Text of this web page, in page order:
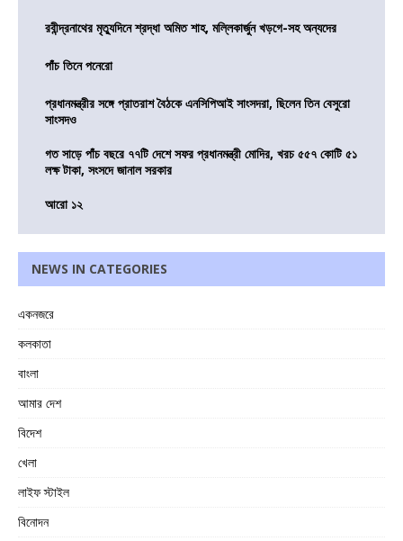
রবীন্দ্রনাথের মৃত্যুদিনে শ্রদ্ধা অমিত শাহ, মল্লিকার্জুন খড়গে-সহ অন্যদের
পাঁচ তিনে পনেরো
প্রধানমন্ত্রীর সঙ্গে প্রাতরাশ বৈঠকে এনসিপিআই সাংসদরা, ছিলেন তিন বেসুরো
সাংসদও
গত সাড়ে পাঁচ বছরে ৭৭টি দেশে সফর প্রধানমন্ত্রী মোদির, খরচ ৫৫৭ কোটি ৫১
লক্ষ টাকা, সংসদে জানাল সরকার
আরো ১২
NEWS IN CATEGORIES
একনজরে
কলকাতা
বাংলা
আমার দেশ
বিদেশ
খেলা
লাইফ স্টাইল
বিনোদন